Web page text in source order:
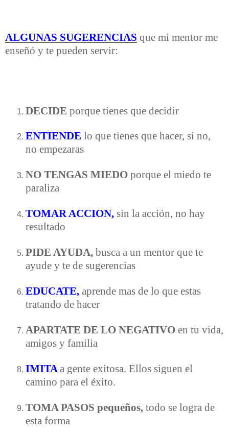
ALGUNAS SUGERENCIAS que mi mentor me
enseñó y te pueden servir:
DECIDE porque tienes que decidir
ENTIENDE lo que tienes que hacer, si no,
no empezaras
NO TENGAS MIEDO porque el miedo te
paraliza
TOMAR ACCION, sin la acción, no hay
resultado
PIDE AYUDA, busca a un mentor que te
ayude y te de sugerencias
EDUCATE, aprende mas de lo que estas
tratando de hacer
APARTATE DE LO NEGATIVO en tu vida,
amigos y familia
IMITA a gente exitosa. Ellos siguen el
camino para el éxito.
TOMA PASOS pequeños, todo se logra de
esta forma